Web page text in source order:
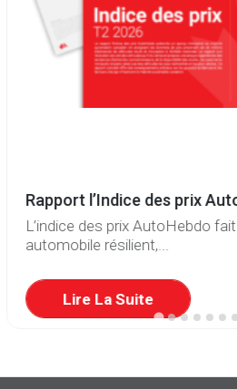
Rapport l’Indice des prix
L’indice des prix AutoHebdo
automobile résilient,...
Lire La Suite